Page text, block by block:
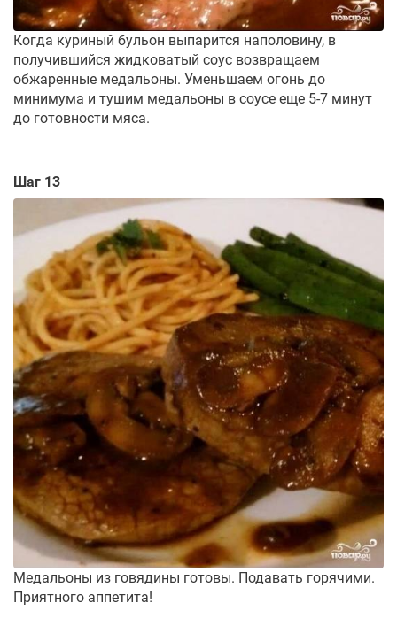
Когда куриный бульон выпарится наполовину, в
получившийся жидковатый соус возвращаем
обжаренные медальоны. Уменьшаем огонь до
минимума и тушим медальоны в соусе еще 5-7 минут
до готовности мяса.
Шаг 13
Медальоны из говядины готовы. Подавать горячими.
Приятного аппетита!